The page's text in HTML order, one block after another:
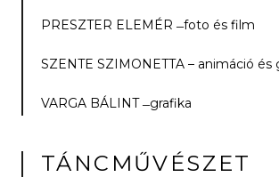
PRESZTER ELEMÉR­­ ̶ foto és film
SZENTE SZIMONETTA – animáció és
VARGA BÁLINT ­­ ̶ grafika
TÁNCMŰVÉSZET